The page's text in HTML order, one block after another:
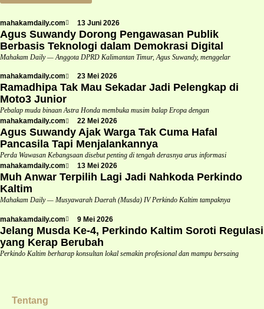
mahakamdaily.com 13 Juni 2026
Agus Suwandy Dorong Pengawasan Publik
Berbasis Teknologi dalam Demokrasi Digital
Mahakam Daily — Anggota DPRD Kalimantan Timur, Agus Suwandy, menggelar
mahakamdaily.com 23 Mei 2026
Ramadhipa Tak Mau Sekadar Jadi Pelengkap di
Moto3 Junior
Pebalap muda binaan Astra Honda membuka musim balap Eropa dengan
mahakamdaily.com
22 Mei 2026
Agus Suwandy Ajak Warga Tak Cuma Hafal
Pancasila Tapi Menjalankannya
Perda Wawasan Kebangsaan disebut penting di tengah derasnya arus informasi
mahakamdaily.com
13 Mei 2026
Muh Anwar Terpilih Lagi Jadi Nahkoda Perkindo
Kaltim
Mahakam Daily — Musyawarah Daerah (Musda) IV Perkindo Kaltim tampaknya
mahakamdaily.com 9 Mei 2026
Jelang Musda Ke-4, Perkindo Kaltim Soroti Regulasi
yang Kerap Berubah
Perkindo Kaltim berharap konsultan lokal semakin profesional dan mampu bersaing
Tentang